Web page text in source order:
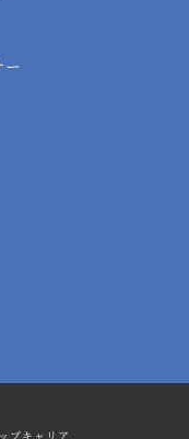
キャリア